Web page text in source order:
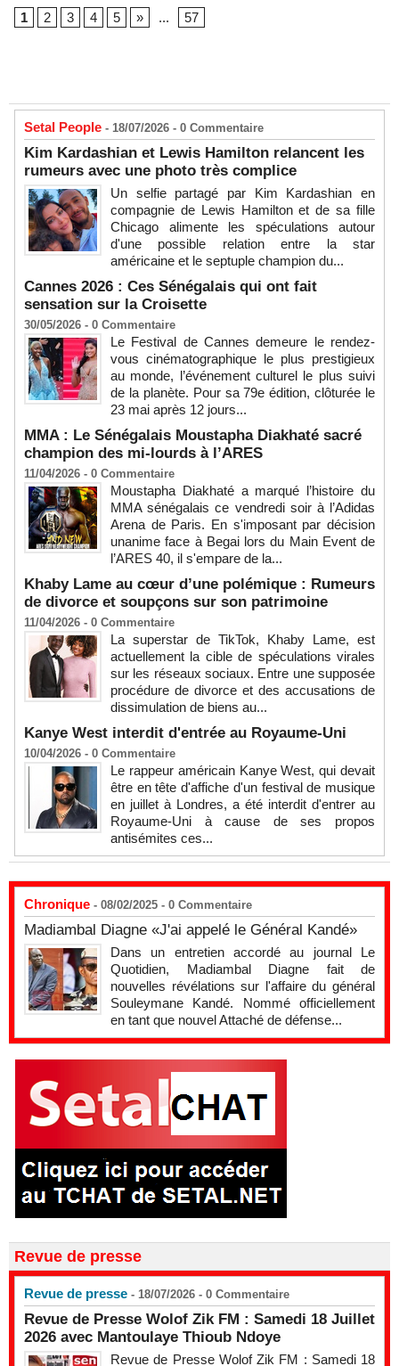
1
2 3 4 5 » ... 57
Setal People - 18/07/2026 - 0 Commentaire
Kim Kardashian et Lewis Hamilton relancent les
rumeurs avec une photo très complice
Un selfie partagé par Kim Kardashian en
compagnie de Lewis Hamilton et de sa fille
Chicago alimente les spéculations autour
d'une possible relation entre la star
américaine et le septuple champion du...
Cannes 2026 : Ces Sénégalais qui ont fait
sensation sur la Croisette
30/05/2026 - 0 Commentaire
Le Festival de Cannes demeure le rendez-
vous cinématographique le plus prestigieux
au monde, l’événement culturel le plus suivi
de la planète. Pour sa 79e édition, clôturée le
23 mai après 12 jours...
MMA : Le Sénégalais Moustapha Diakhaté sacré
champion des mi-lourds à l’ARES
11/04/2026 - 0 Commentaire
Moustapha Diakhaté a marqué l’histoire du
MMA sénégalais ce vendredi soir à l’Adidas
Arena de Paris. En s'imposant par décision
unanime face à Begai lors du Main Event de
l’ARES 40, il s'empare de la...
Khaby Lame au cœur d’une polémique : Rumeurs
de divorce et soupçons sur son patrimoine
11/04/2026 - 0 Commentaire
La superstar de TikTok, Khaby Lame, est
actuellement la cible de spéculations virales
sur les réseaux sociaux. Entre une supposée
procédure de divorce et des accusations de
dissimulation de biens au...
Kanye West interdit d'entrée au Royaume-Uni
10/04/2026 - 0 Commentaire
Le rappeur américain Kanye West, qui devait
être en tête d'affiche d'un festival de musique
en juillet à Londres, a été interdit d'entrer au
Royaume-Uni à cause de ses propos
antisémites ces...
Chronique - 08/02/2025 - 0 Commentaire
Madiambal Diagne «J'ai appelé le Général Kandé»
Dans un entretien accordé au journal Le
Quotidien, Madiambal Diagne fait de
nouvelles révélations sur l'affaire du général
Souleymane Kandé. Nommé officiellement
en tant que nouvel Attaché de défense...
Revue de presse
Revue de presse - 18/07/2026 - 0 Commentaire
Revue de Presse Wolof Zik FM : Samedi 18 Juillet
2026 avec Mantoulaye Thioub Ndoye
Revue de Presse Wolof Zik FM : Samedi 18